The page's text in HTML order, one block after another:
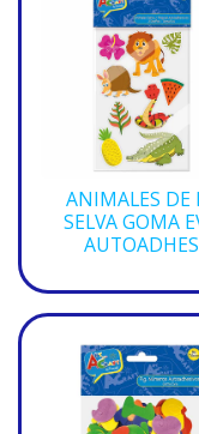
ANIMALES DE
SELVA GOMA
AUTOADHES